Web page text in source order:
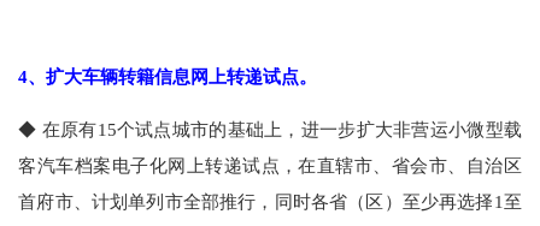
4、扩大车辆转籍信息网上转递试点。
◆ 在原有15个试点城市的基础上，进一步扩大非营运小微型载
客汽车档案电子化网上转递试点，在直辖市、省会市、自治区
首府市、计划单列市全部推行，同时各省（区）至少再选择1至